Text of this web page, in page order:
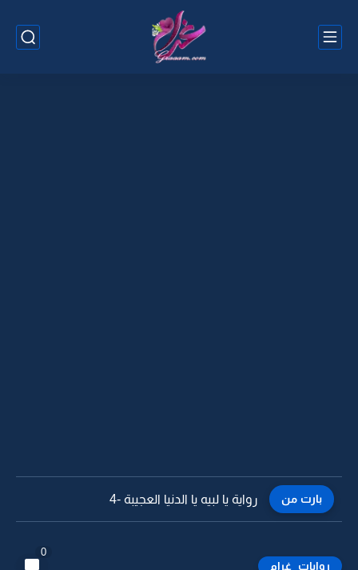
بارت من رواية يا لبيه يا الدنيا العجيبة -3
روايات_غرام
0